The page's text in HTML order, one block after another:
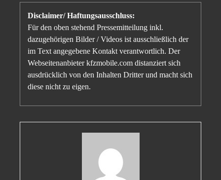
Disclaimer/ Haftungsausschluss:
Für den oben stehend Pressemitteilung inkl.
dazugehörigen Bilder / Videos ist ausschließlich der
im Text angegebene Kontakt verantwortlich. Der
Webseitenanbieter kfzmobile.com distanziert sich
ausdrücklich von den Inhalten Dritter und macht sich
diese nicht zu eigen.